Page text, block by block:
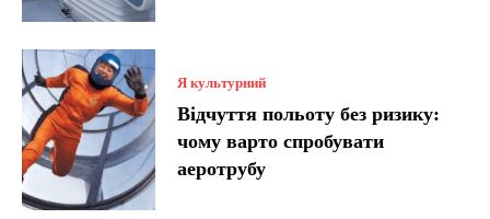
Я культурний
Відчуття польоту без ризику:
чому варто спробувати
аеротрубу